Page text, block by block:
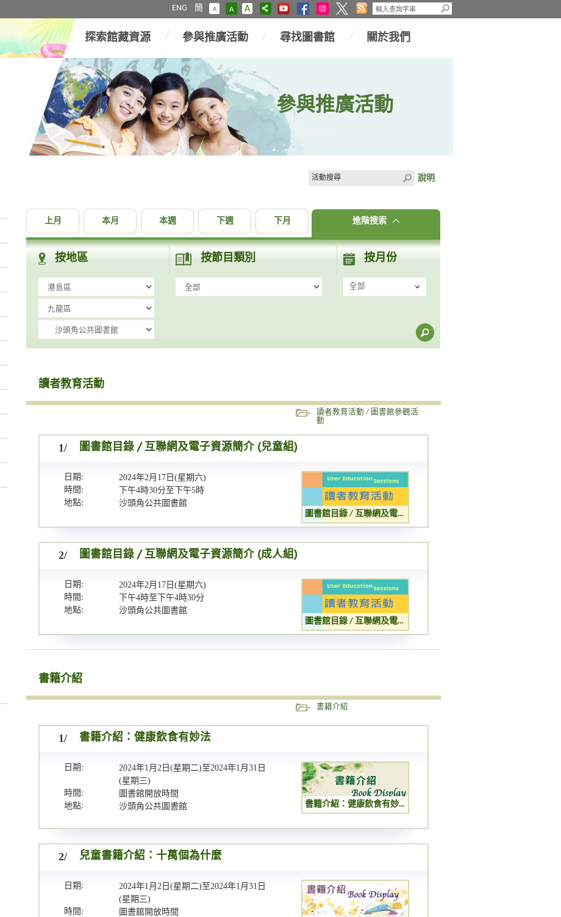
ENG 簡 A A A
探索館藏資源 參與推廣活動 尋找圖書館 關於我們
參與推廣活動
說明
上月 本月 本週 下週 下月 進階搜索
按地區 按節目類別 按月份
全部
讀者教育活動
讀者教育活動 / 圖書館參觀活
動
1/ 圖書館目錄 / 互聯網及電子資源簡介 (兒童組)
日期:
2024年2月17日(星期六)
時間:
下午4時30分至下午5時
地點:
沙頭角公共圖書館
圖書館目錄 / 互聯網及電子資源簡介 (兒童組)
2/ 圖書館目錄 / 互聯網及電子資源簡介 (成人組)
日期:
2024年2月17日(星期六)
時間:
下午4時至下午4時30分
地點:
沙頭角公共圖書館
圖書館目錄 / 互聯網及電子資源簡介 (成人組)
書籍介紹
書籍介紹
1/ 書籍介紹：健康飲食有妙法
日期:
2024年1月2日(星期二)至2024年1月31日
(星期三)
時間:
圖書館開放時間
地點:
沙頭角公共圖書館 書籍介紹：健康飲食有妙法
2/ 兒童書籍介紹：十萬個為什麼
日期:
2024年1月2日(星期二)至2024年1月31日
(星期三)
時間:
圖書館開放時間